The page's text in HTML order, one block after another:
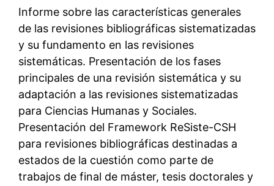
Informe sobre las características generales
de las revisiones bibliográficas sistematizadas
y su fundamento en las revisiones
sistemáticas. Presentación de los fases
principales de una revisión sistemática y su
adaptación a las revisiones sistematizadas
para Ciencias Humanas y Sociales.
Presentación del Framework ReSiste-CSH
para revisiones bibliográficas destinadas a
estados de la cuestión como parte de
trabajos de final de máster, tesis doctorales y